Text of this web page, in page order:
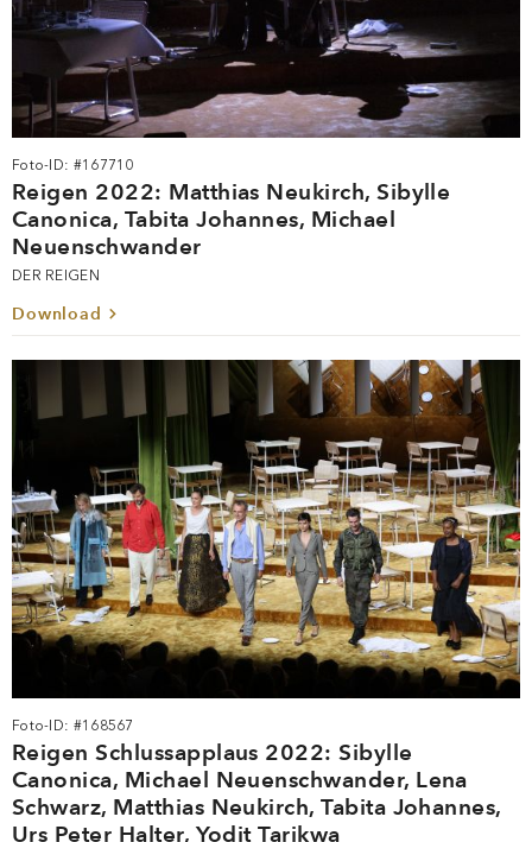
Foto-ID: #167710
Reigen 2022: Matthias Neukirch, Sibylle
Canonica, Tabita Johannes, Michael
Neuenschwander
DER REIGEN
Download
Foto-ID: #168567
Reigen Schlussapplaus 2022: Sibylle
Canonica, Michael Neuenschwander, Lena
Schwarz, Matthias Neukirch, Tabita Johannes,
Urs Peter Halter, Yodit Tarikwa